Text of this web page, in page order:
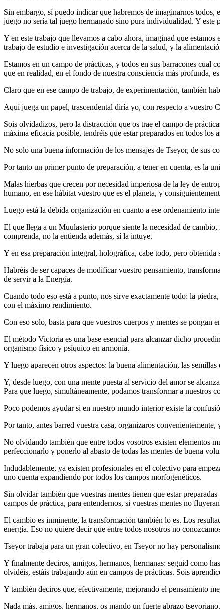
Sin embargo, sí puedo indicar que habremos de imaginarnos todos,
juego no sería tal juego hermanado sino pura individualidad. Y este
Y en este trabajo que llevamos a cabo ahora, imaginad que
trabajo de estudio e investigación acerca de la salud, y la
Estamos en un campo de prácticas, y todos en sus barracones cual
que en realidad, en el fondo de nuestra consciencia más profunda,
Claro que en ese campo de trabajo, de experimentación, también
Aquí juega un papel, trascendental diría yo, con respecto a vuestro
Sois olvidadizos, pero la distracción que os trae el campo de
máxima eficacia posible, tendréis que estar preparados en todos los
No solo una buena información de los mensajes de Tseyor, de sus
Por tanto un primer punto de preparación, a tener en cuenta, es la
Malas hierbas que crecen por necesidad imperiosa de la ley de
humano, en ese hábitat vuestro que es el planeta, y
Luego está la debida organización en cuanto a ese ordenamiento
El que llega a un Muulasterio porque siente la necesidad de
comprenda, no la entienda además, sí la intuye.
Y en esa preparación integral, holográfica, cabe todo, pero
Habréis de ser capaces de modificar vuestro pensamiento,
de servir a la Energía.
Cuando todo eso está a punto, nos sirve exactamente todo: la
con el máximo rendimiento.
Con eso solo, basta para que vuestros cuerpos y mentes se pongan
El método Victoria es una base esencial para alcanzar dicho
organismo físico y psíquico en armonía.
Y luego aparecen otros aspectos: la buena alimentación, las
Y, desde luego, con una mente puesta al servicio del amor se
Para que luego, simultáneamente, podamos transformar a nuestros
Poco podemos ayudar si en nuestro mundo interior existe la
Por tanto, antes barred vuestra casa, organizaros
No olvidando también que entre todos vosotros existen elementos
perfeccionarlo y ponerlo al abasto de todas las mentes de buena
Indudablemente, ya existen profesionales en el colectivo para
uno cuenta expandiendo por todos los campos morfogenéticos.
Sin olvidar también que vuestras mentes tienen que estar
campos de práctica, para entendernos, si vuestras mentes no
El cambio es inminente, la transformación también lo es. Los
energía. Eso no quiere decir que entre todos nosotros no
Tseyor trabaja para un gran colectivo, en Tseyor no hay
Y finalmente deciros, amigos, hermanos, hermanas: seguid como
olvidéis, estáis trabajando aún en campos de prácticas. Sois
Y también deciros que, efectivamente, mejorando el pensamiento
Nada más, amigos, hermanos, os mando un fuerte abrazo tseyoriano.